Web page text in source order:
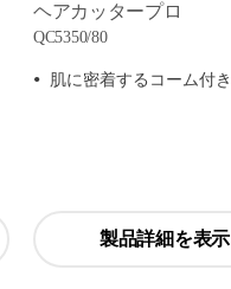
ヘアカッタープロ
QC5350/80
肌に密着するコーム付き
製品詳細を表示